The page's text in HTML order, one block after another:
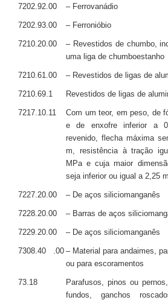
7202.92.00 – Ferrovanádio
7202.93.00 – Ferronióbio
7210.20.00
– Revestidos de chumbo,
uma liga de chumboestanho
7210.61.00 – Revestidos de ligas de
7210.69.1 Revestidos de ligas de
7217.10.11
Com um teor, em peso, de
e de enxofre inferior a
revenido, flecha máxima
m, resistência à tração
MPa e cuja maior
seja inferior ou igual a 2,25
7227.20.00 – De aços siliciomanganês
7228.20.00 – Barras de aços
7229.20.00 – De aços siliciomanganês
7308.40 .00 – Material para andaimes,
ou para escoramentos
73.18
Parafusos, pinos ou
fundos, ganchos